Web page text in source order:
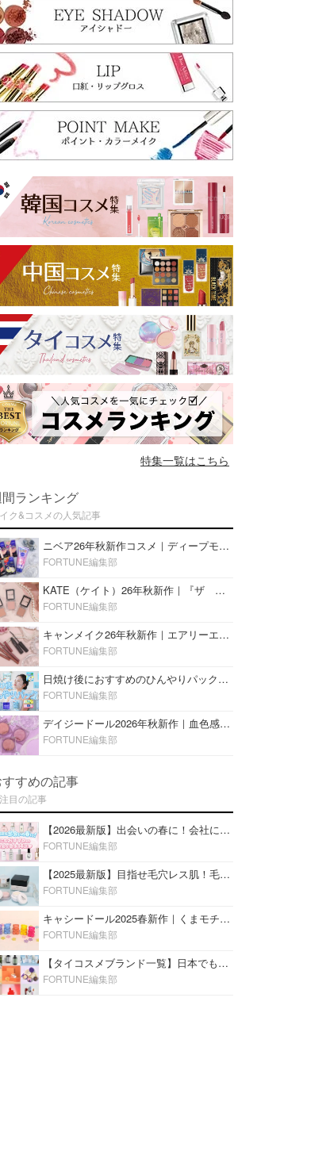
特集一覧はこちら
ランキング
ク&コスメの人気記事
ニベア26年秋新作コスメ｜ディープモイスチャーリップの美容液タイプや2in1ボディクリームスクラブも
FORTUNE編集部
KATE（ケイト）26年秋新作｜『ザ アイカラー』に白みベージュ系淡色カラーが登場！新3色をレビュー
FORTUNE編集部
キャンメイク26年秋新作｜エアリーエクステンションライナー＆カールスナイパーマスカラ新色をレビュー
FORTUNE編集部
日焼け後におすすめのひんやりパック14選｜暑い夏にぴったりな冷凍／鎮静／うるおいチャージマスクを紹介
FORTUNE編集部
デイジードール2026年秋新作｜血色感が可愛い♡『パウダー ブラッシュ ブルーム』新3色をレビュー
FORTUNE編集部
すめの記事
目の記事
【2026最新版】出会いの春に！会社にもおすすめの好印象な香水14選♡ビジネスの場での香水マナーも
FORTUNE編集部
【2025最新版】目指せ毛穴レス肌！毛穴を埋めて隠す「おすすめ部分用下地＆プライマー」ランキング♡
FORTUNE編集部
キャシードール2025春新作｜くまモチーフのミニリップ「シャイニーベア リップモイスト」をレビュー♡
FORTUNE編集部
【タイコスメブランド一覧】日本でも人気沸騰中の“タイコスメ”ブランド20選！
FORTUNE編集部